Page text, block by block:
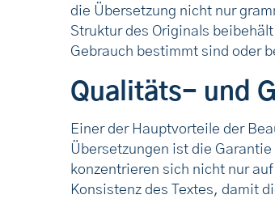
die Übersetzung nicht nur
Struktur des Originals
Gebrauch bestimmt sind oder
Qualitäts- und
Einer der Hauptvorteile der
Übersetzungen ist die
konzentrieren sich nicht nur
Konsistenz des Textes, damit